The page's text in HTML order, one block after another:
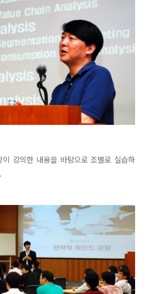
이 강의한 내용을 바탕으로 조별로 실습하